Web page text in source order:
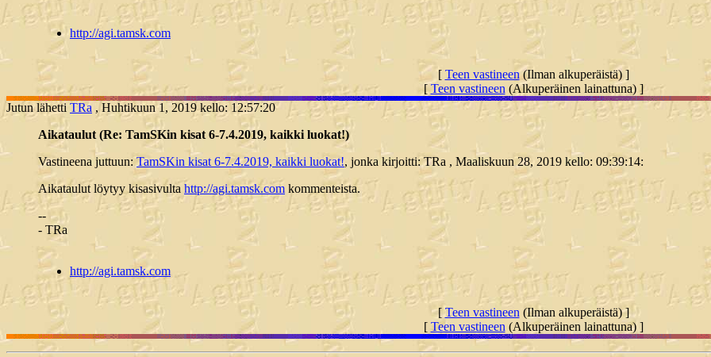
http://agi.tamsk.com
[ Teen vastineen(Ilman alkuperäistä) ]
[Teen vastineen(Alkuperäinen lainattuna) ]
Jutun lähetti TRa , Huhtikuun 1, 2019 kello: 12:57:20
Aikataulut (Re: TamSKin kisat 6-7.4.2019, kaikki luokat!)
Vastineena juttuun:TamSKin kisat 6-7.4.2019, kaikki luokat!, jonka kirjoitti: TRa , Maaliskuun 28, 2019 kello: 09:39:14:
Aikataulut löytyy kisasivulta http://agi.tamsk.comkommenteista.
--
- TRa
http://agi.tamsk.com
[Teen vastineen(Ilman alkuperäistä) ]
[ Teen vastineen(Alkuperäinen lainattuna) ]